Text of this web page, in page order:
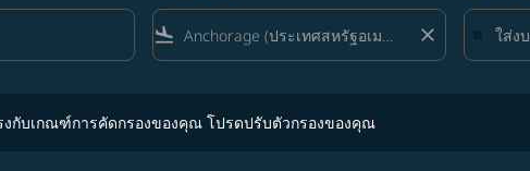
flight_land close
งกับเกณฑ์การคัดกรองของคุณ โปรดปรับตัวกรองของคุณ